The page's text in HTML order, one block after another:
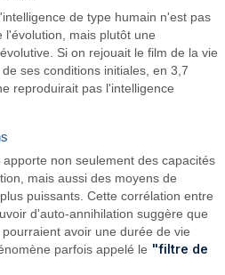
de type humain n'est pas
l'évolution, mais plutôt une
Si on rejouait le film de la vie
ses conditions initiales, en 3,7
reproduirait pas l'intelligence
non seulement des capacités
mais aussi des moyens de
puissants. Cette corrélation entre
d'auto-annihilation suggère que
avoir une durée de vie
parfois appelé le "filtre de